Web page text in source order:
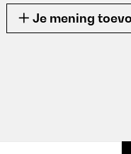
Je mening